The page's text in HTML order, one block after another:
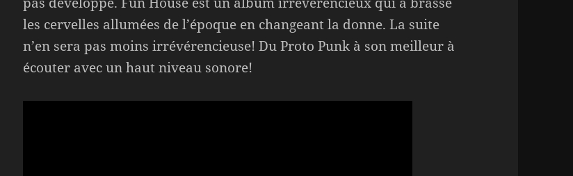
les cervelles allumées de l’époque en changeant la donne. La suite
n’en sera pas moins irrévérencieuse! Du Proto Punk à son meilleur à
écouter avec un haut niveau sonore!